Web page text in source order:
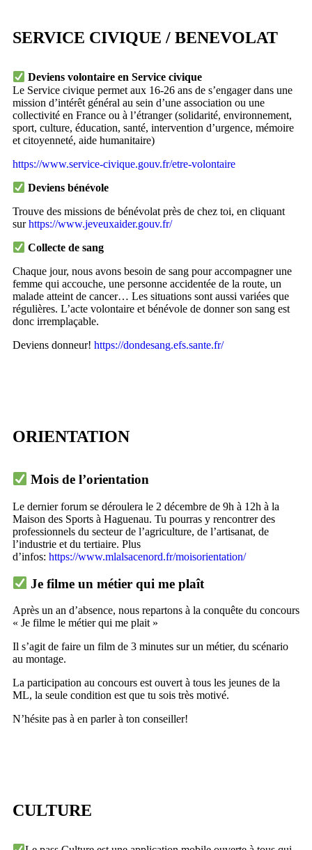
SERVICE CIVIQUE / BENEVOLAT
Deviens volontaire en Service civique
Le Service civique permet aux 16-26 ans de s’engager dans une
mission d’intérêt général au sein d’une association ou une
collectivité en France ou à l’étranger (solidarité, environnement,
sport, culture, éducation, santé, intervention d’urgence, mémoire
et citoyenneté, aide humanitaire)
https://www.service-civique.gouv.fr/etre-volontaire
Deviens bénévole
Trouve des missions de bénévolat près de chez toi, en cliquant
surhttps://www.jeveuxaider.gouv.fr/
Collecte de sang
Chaque jour, nous avons besoin de sang pour accompagner une
femme qui accouche, une personne accidentée de la route, un
malade atteint de cancer… Les situations sont aussi variées que
régulières. L’acte volontaire et bénévole de donner son sang est
donc irremplaçable.
Deviens donneur! https://dondesang.efs.sante.fr/
ORIENTATION
Mois de l’orientation
Le dernier forum se déroulera le 2 décembre de 9h à 12h à la
Maison des Sports à Haguenau. Tu pourras y rencontrer des
professionnels du secteur de l’agriculture, de l’artisanat, de
l’industrie et du tertiaire. Plus
d’infos: https://www.mlalsacenord.fr/moisorientation/
Je filme un métier qui me plaît
Après un an d’absence, nous repartons à la conquête du concours
« Je filme le métier qui me plait »
Il s’agit de faire un film de 3 minutes sur un métier, du scénario
au montage.
La participation au concours est ouvert à tous les jeunes de la
ML, la seule condition est que tu sois très motivé.
N’hésite pas à en parler à ton conseiller!
CULTURE